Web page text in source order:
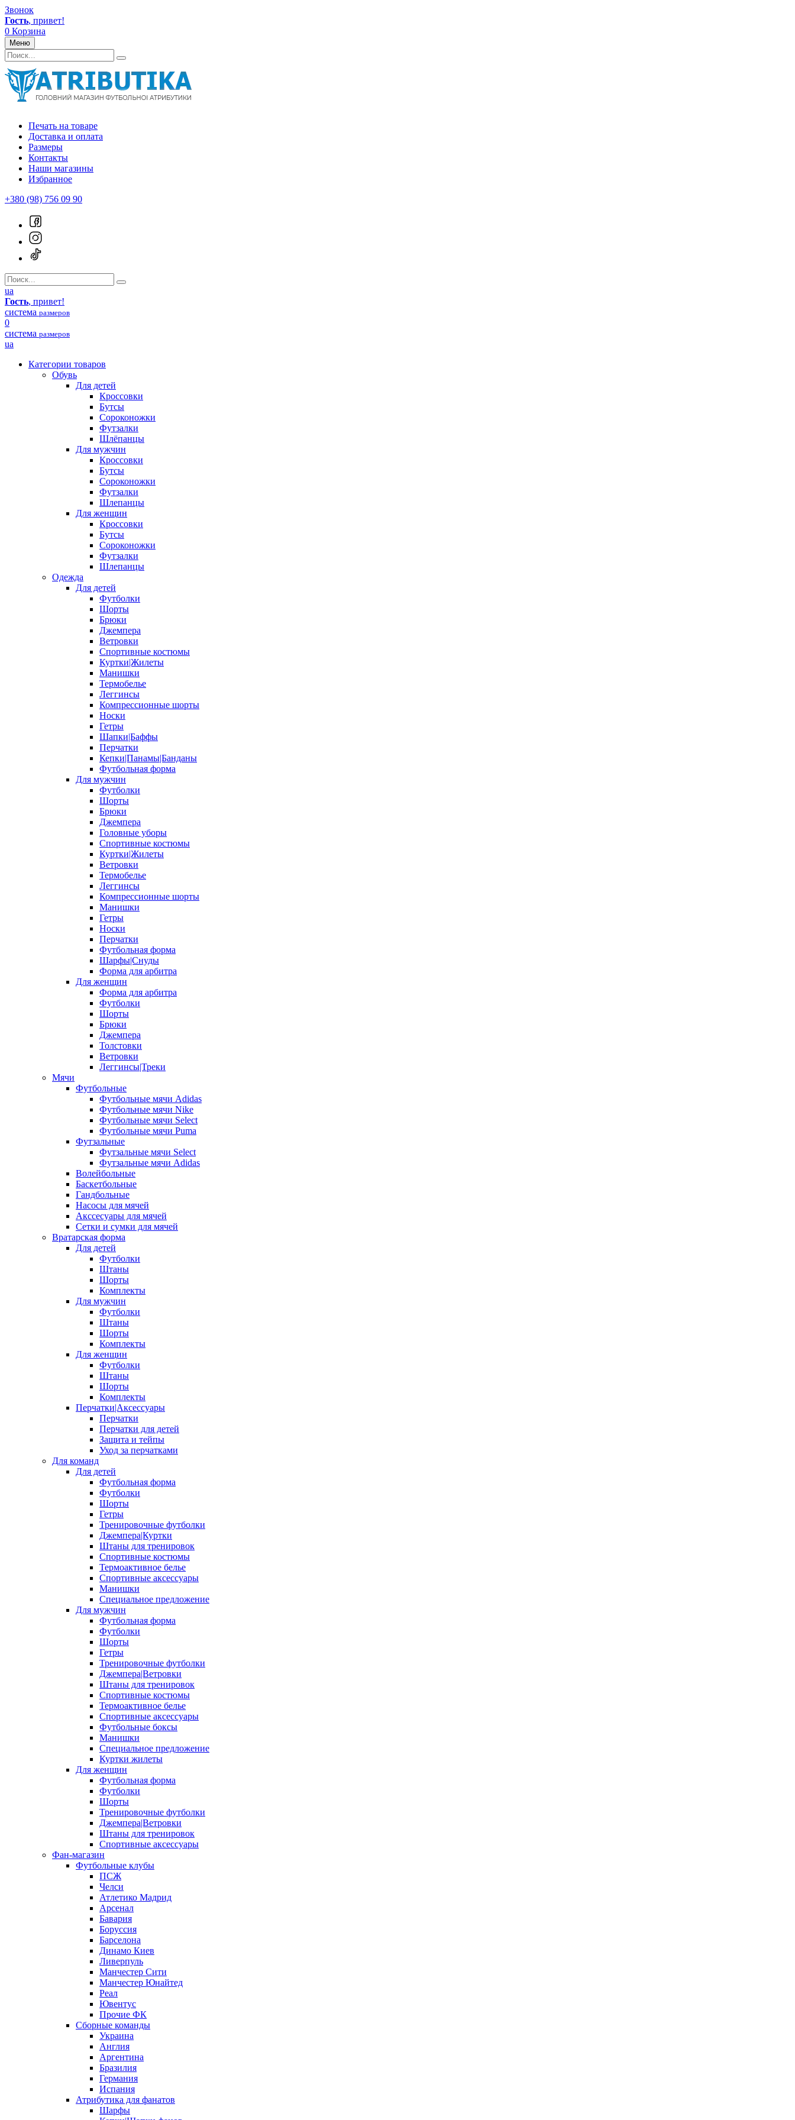
Звонок
Гость, привет!
0 Корзина
Меню
Печать на товаре
Доставка и оплата
Размеры
Контакты
Наши магазины
Избранное
+380 (98) 756 09 90
ua
Гость, привет!
система размеров
0
система размеров
ua
Категории товаров
Обувь
Для детей
Кроссовки
Бутсы
Сороконожки
Футзалки
Шлёпанцы
Для мужчин
Кроссовки
Бутсы
Сороконожки
Футзалки
Шлепанцы
Для женщин
Кроссовки
Бутсы
Сороконожки
Футзалки
Шлепанцы
Одежда
Для детей
Футболки
Шорты
Брюки
Джемпера
Ветровки
Спортивные костюмы
Куртки|Жилеты
Манишки
Термобелье
Леггинсы
Компрессионные шорты
Носки
Гетры
Шапки|Баффы
Перчатки
Кепки|Панамы|Банданы
Футбольная форма
Для мужчин
Футболки
Шорты
Брюки
Джемпера
Головные уборы
Спортивные костюмы
Куртки|Жилеты
Ветровки
Термобелье
Леггинсы
Компрессионные шорты
Манишки
Гетры
Носки
Перчатки
Футбольная форма
Шарфы|Снуды
Форма для арбитра
Для женщин
Форма для арбитра
Футболки
Шорты
Брюки
Джемпера
Толстовки
Ветровки
Леггинсы|Треки
Мячи
Футбольные
Футбольные мячи Adidas
Футбольные мячи Nike
Футбольные мячи Select
Футбольные мячи Puma
Футзальные
Футзальные мячи Select
Футзальные мячи Adidas
Волейбольные
Баскетбольные
Гандбольные
Насосы для мячей
Акссесуары для мячей
Сетки и сумки для мячей
Вратарская форма
Для детей
Футболки
Штаны
Шорты
Комплекты
Для мужчин
Футболки
Штаны
Шорты
Комплекты
Для женщин
Футболки
Штаны
Шорты
Комплекты
Перчатки|Аксессуары
Перчатки
Перчатки для детей
Защита и тейпы
Уход за перчатками
Для команд
Для детей
Футбольная форма
Футболки
Шорты
Гетры
Тренировочные футболки
Джемпера|Куртки
Штаны для тренировок
Спортивные костюмы
Термоактивное белье
Спортивные аксессуары
Манишки
Специальное предложение
Для мужчин
Футбольная форма
Футболки
Шорты
Гетры
Тренировочные футболки
Джемпера|Ветровки
Штаны для тренировок
Спортивные костюмы
Термоактивное белье
Спортивные аксессуары
Футбольные боксы
Манишки
Специальное предложение
Куртки жилеты
Для женщин
Футбольная форма
Футболки
Шорты
Тренировочные футболки
Джемпера|Ветровки
Штаны для тренировок
Спортивные аксессуары
Фан-магазин
Футбольные клубы
ПСЖ
Челси
Атлетико Мадрид
Арсенал
Бавария
Боруссия
Барселона
Динамо Киев
Ливерпуль
Манчестер Сити
Манчестер Юнайтед
Реал
Ювентус
Прочие ФК
Сборные команды
Украина
Англия
Аргентина
Бразилия
Германия
Испания
Атрибутика для фанатов
Шарфы